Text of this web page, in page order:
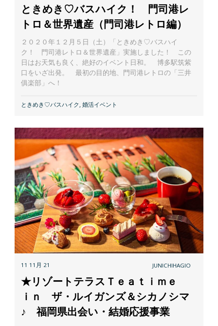
ときめき♡バスハイク！ 門司港レ
トロ＆世界遺産（門司港レトロ編）
２０２０年１２月５日（土）「ときめき♡バスハイ
ク！ 門司港レトロ＆世界遺産」実施しました！ この
日はお天気も良く、絶好のイベント日和。 博多駅筑紫
口をいざ出発。 最初の目的地、門司港レトロの「三井
俱楽部」へ！
ときめき♡バスハイク,婚活イベント
11 11月 21 JUNICHIHAGIO
★リゾートテラスＴｅａｔｉｍｅ
ｉｎ ザ・ルイガンズ＆シカノシマ
♪ 福岡県出会い・結婚応援事業